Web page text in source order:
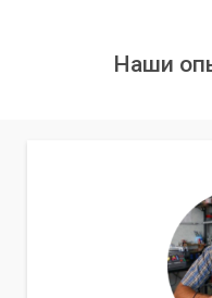
Наши